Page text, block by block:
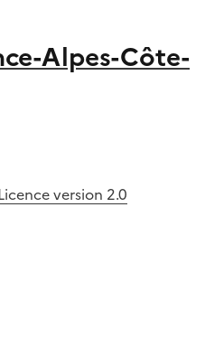
Alpes-Côte-
version 2.0